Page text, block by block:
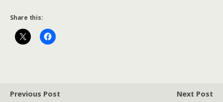
Share this:
Previous Post Next Post